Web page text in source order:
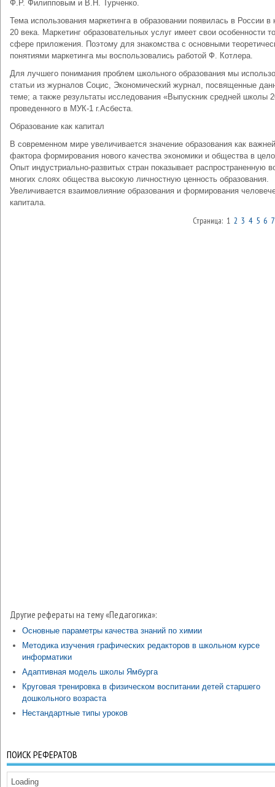
Ф.Р. Филипповым и В.Н. Турченко.
Тема использования маркетинга в образовании появилась в России в
20 века. Маркетинг образовательных услуг имеет свои особенности
сфере приложения. Поэтому для знакомства с основными
понятиями маркетинга мы воспользовались работой Ф. Котлера.
Для лучшего понимания проблем школьного образования мы
статьи из журналов Социс, Экономический журнал, посвященные
теме; а также результаты исследования «Выпускник средней школы
проведенного в МУК-1 г.Асбеста.
Образование как капитал
В современном мире увеличивается значение образования как
фактора формирования нового качества экономики и общества в
Опыт индустриально-развитых стран показывает распространенную
многих слоях общества высокую личностную ценность образования.
Увеличивается взаимовлияние образования и формирования
капитала.
Страница: 1 2 3 4 5 6 7
Другие рефераты на тему «Педагогика»:
Основные параметры качества знаний по химии
Методика изучения графических редакторов в школьном курсе
информатики
Адаптивная модель школы Ямбурга
Круговая тренировка в физическом воспитании детей старшего
дошкольного возраста
Нестандартные типы уроков
ПОИСК РЕФЕРАТОВ
Loading